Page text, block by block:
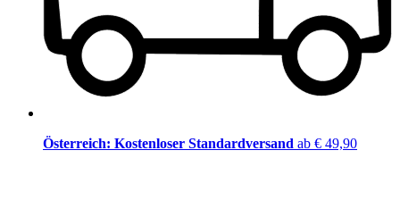
Österreich: Kostenloser Standardversand ab € 49,90